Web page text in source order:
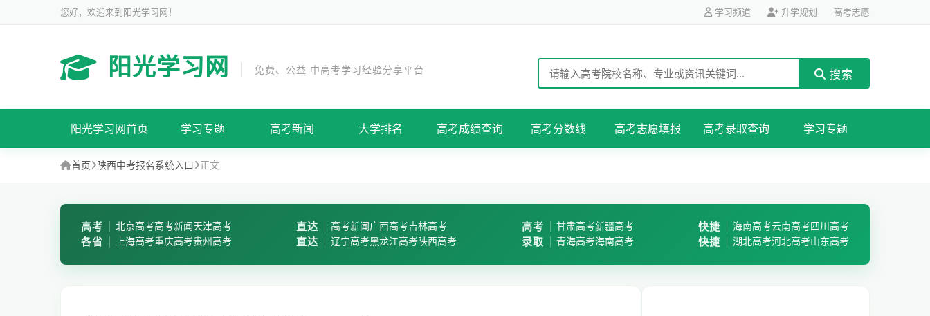
您好，欢迎来到阳光学习网！ 学习频道 升学规划 高考志愿
阳光学习网 免费、公益 中高考学习经验分享平台 搜索
阳光学习网首页 学习专题 高考新闻 大学排名 高考成绩查询 高考分数线 高考志愿填报 高考录取查询 学习专题
首页 陕西中考报名系统入口 正文
高考 北京高考高考新闻天津高考
各省 上海高考重庆高考贵州高考
直达 高考新闻广西高考吉林高考
直达 辽宁高考黑龙江高考陕西高考
高考 甘肃高考新疆高考
录取 青海高考海南高考
快捷 海南高考云南高考四川高考
快捷 湖北高考河北高考山东高考